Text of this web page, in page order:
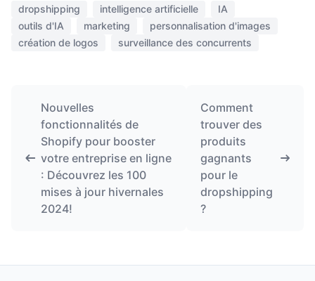
dropshipping intelligence artificielle
IA
outils d'IA
marketing
personnalisation d'images
création de logos
surveillance des concurrents
Nouvelles
fonctionnalités de
Shopify pour booster
votre entreprise en ligne
: Découvrez les 100
mises à jour hivernales
2024!
Comment
trouver des
produits
gagnants
pour le
dropshipping
?